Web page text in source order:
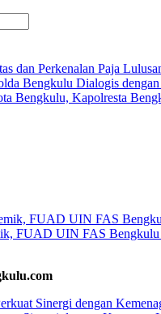
dan Perkenalan Paja
Bengkulu Dialogis
Bengkulu, Kapolresta
FUAD UIN FAS